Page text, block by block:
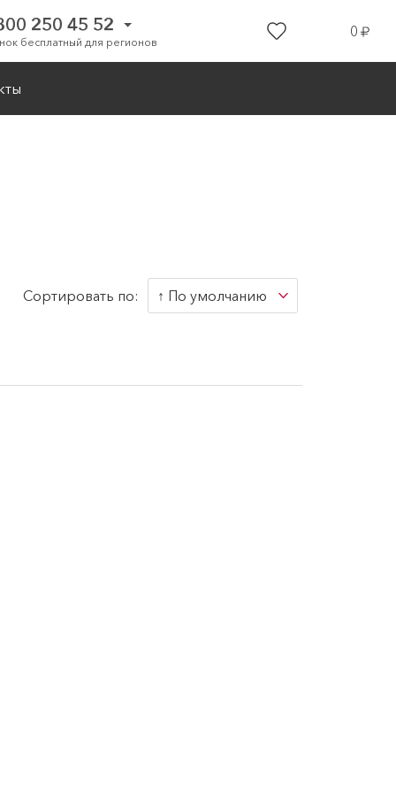
250 45 52
бесплатный для регионов
0
Сортировать по: ↑ По умолчанию
↑ Наименованию